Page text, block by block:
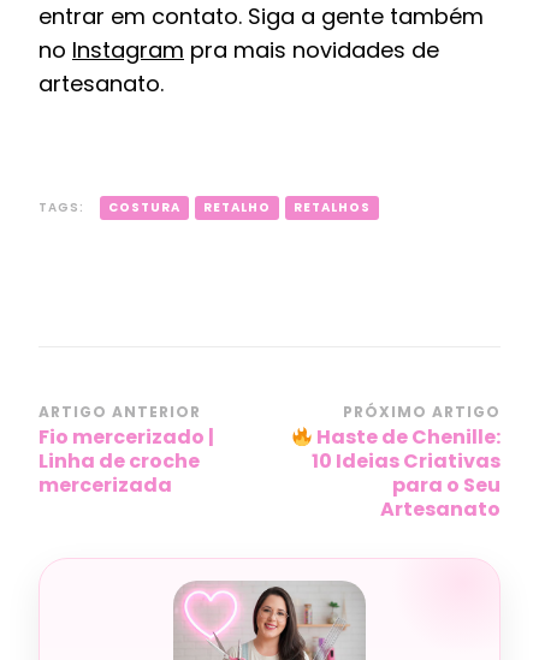
entrar em contato. Siga a gente também
no Instagram pra mais novidades de
artesanato.
TAGS: COSTURA RETALHO RETALHOS
Navegação
de
post
ARTIGO ANTERIOR
Fio mercerizado |
Linha de croche
mercerizada
PRÓXIMO ARTIGO
Haste de Chenille:
10 Ideias Criativas
para o Seu
Artesanato